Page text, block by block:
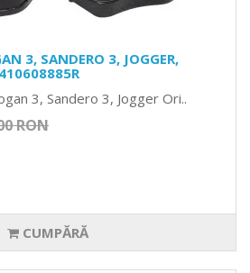
3, SANDERO 3, JOGGER,
3, Sandero 3, Jogger Ori..
RON
CUMPĂRĂ